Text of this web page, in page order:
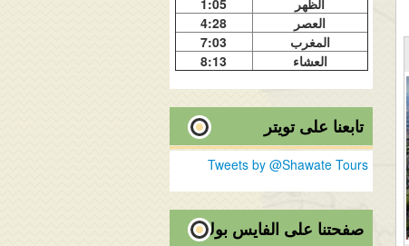
الظهر
1:05
العصر
4:28
المغرب
7:03
العشاء
8:13
تابعنا على تويتر
Tweets by @Shawate Tours
صفحتنا على الفايس بوك